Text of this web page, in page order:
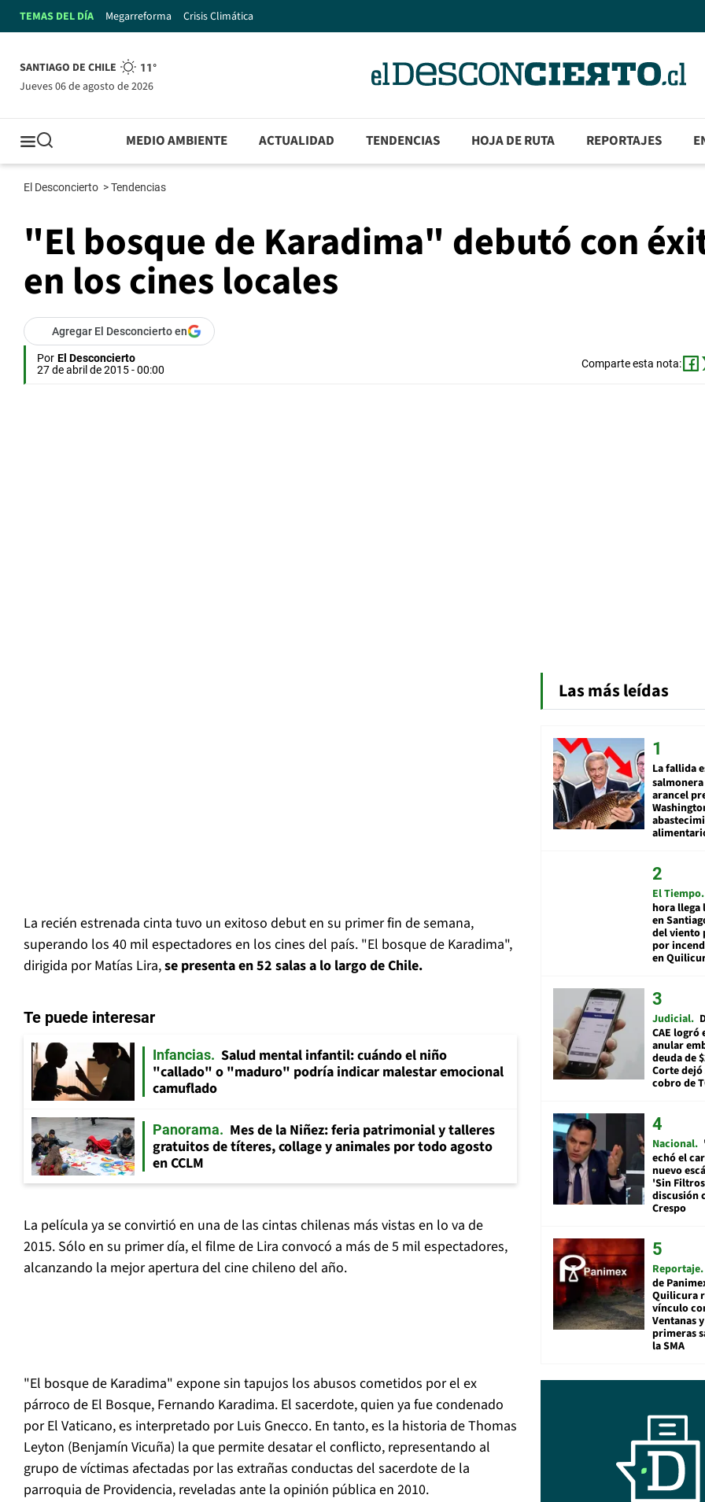
TEMAS DEL DÍA Megarreforma Crisis Climática
SANTIAGO DE CHILE 11°
jueves 06 de agosto de 2026
MEDIO AMBIENTE ACTUALIDAD TENDENCIAS HOJA DE RUTA REPORTAJES
El Desconcierto >Tendencias
"El bosque de Karadima" debutó con
en los cines locales
Agregar El Desconcierto en
Por El Desconcierto
27 de abril de 2015 - 00:00
Comparte esta nota:
La recién estrenada cinta tuvo un exitoso debut en su primer fin de semana,
superando los 40 mil espectadores en los cines del país. "El bosque de Karadima",
dirigida por Matías Lira,se presenta en 52 salas a lo largo de Chile.
Te puede interesar
Infancias
Salud mental infantil: cuándo el niño
"callado" o "maduro" podría indicar malestar emocional
camuflado
Panorama
Mes de la Niñez: feria patrimonial y talleres
gratuitos de títeres, collage y animales por todo agosto
en CCLM
La película ya se convirtió en una de las cintas chilenas más vistas en lo va de
2015. Sólo en su primer día, el filme de Lira convocó a más de 5 mil espectadores,
alcanzando la mejor apertura del cine chileno del año.
"El bosque de Karadima" expone sin tapujos los abusos cometidos por el ex
párroco de El Bosque, Fernando Karadima. El sacerdote, quien ya fue condenado
por El Vaticano, es interpretado por Luis Gnecco. En tanto, es la historia de Thomas
Leyton (Benjamín Vicuña) la que permite desatar el conflicto, representando al
grupo de víctimas afectadas por las extrañas conductas del sacerdote de la
parroquia de Providencia, reveladas ante la opinión pública en 2010.
Las más leídas
La fallida
arancel
El Tiempo
hora llega
en
del viento
por
en
Judicial
CAE logró
anular
deuda de
Corte
cobro de
Nacional
echó el
nuevo
'Sin
discusión
Crespo
Reportaje
de
Quilicura
vínculo
Ventanas
primeras
la SMA